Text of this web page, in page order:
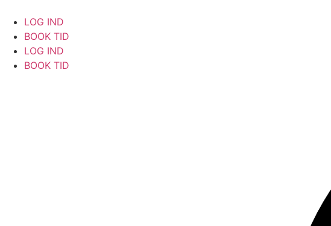
indhold
LOG IND
BOOK TID
LOG IND
BOOK TID